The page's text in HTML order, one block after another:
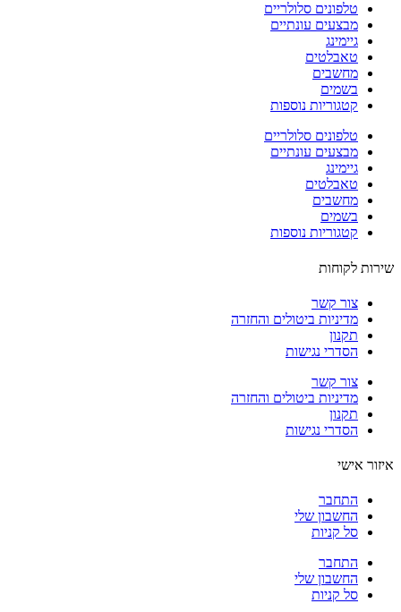
טלפונים סלולריים
מבצעים עונתיים
גיימינג
טאבלטים
מחשבים
בשמים
קטגוריות נוספות
טלפונים סלולריים
מבצעים עונתיים
גיימינג
טאבלטים
מחשבים
בשמים
קטגוריות נוספות
לקוחות
צור קשר
מדיניות ביטולים והחזרה
תקנון
הסדרי נגישות
צור קשר
מדיניות ביטולים והחזרה
תקנון
הסדרי נגישות
אישי
התחבר
החשבון שלי
סל קניות
התחבר
החשבון שלי
סל קניות